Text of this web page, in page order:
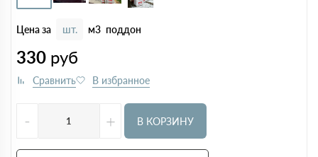
Цена за шт. м3 поддон
330 руб
- + В КОРЗИНУ